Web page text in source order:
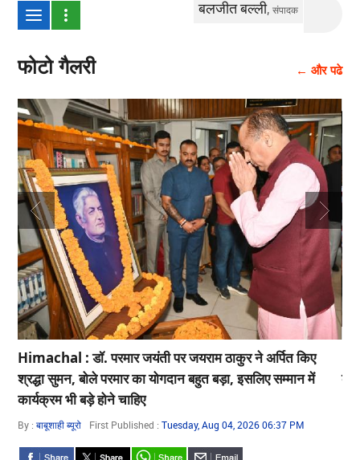
बलजीत बल्ली,संपादक
फोटो गैलरी ← और पढे
Himachal : डॉ. परमार जयंती पर जयराम ठाकुर ने अर्पित किए
श्रद्धा सुमन, बोले परमार का योगदान बहुत बड़ा, इसलिए सम्मान में
कार्यक्रम भी बड़े होने चाहिए
By :बाबूशाही ब्यूरो First Published :Tuesday, Aug 04, 2026 06:37 PM
की